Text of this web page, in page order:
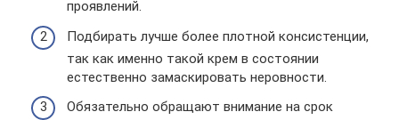
проявлений.
Подбирать лучше более плотной консистенции,
так как именно такой крем в состоянии
естественно замаскировать неровности.
Обязательно обращают внимание на срок